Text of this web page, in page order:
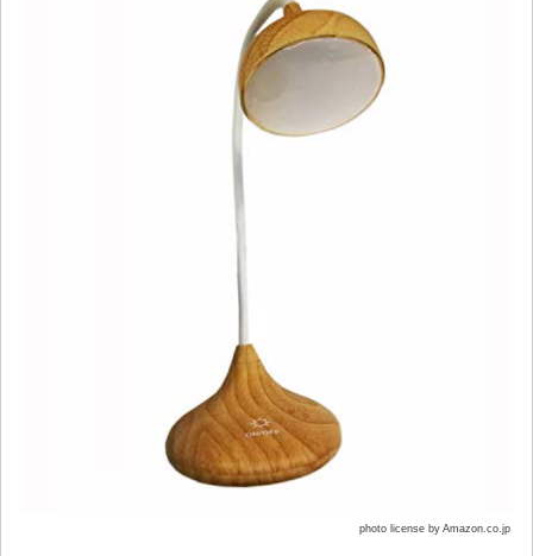
photo license by Amazon.co.jp